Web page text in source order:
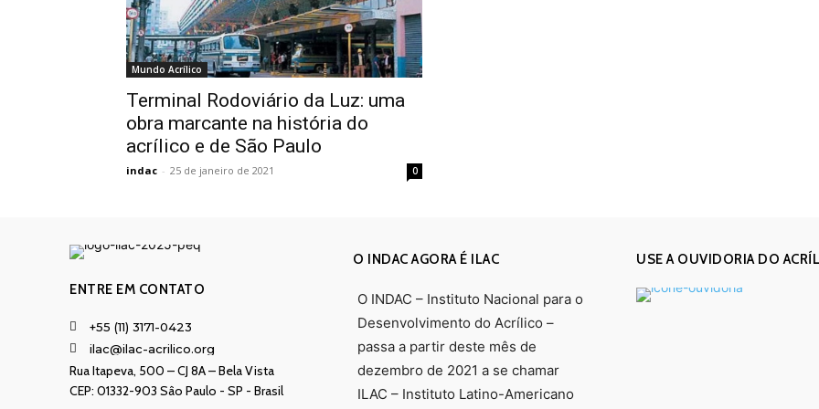
Mundo Acrílico
Terminal Rodoviário da Luz: uma
obra marcante na história do
acrílico e de São Paulo
indac - 25 de janeiro de 2021 0
ENTRE EM CONTATO
+55 (11) 3171-0423
ilac@ilac-acrilico.org
Rua Itapeva, 500 – CJ 8A – Bela Vista
CEP: 01332-903 Sâo Paulo - SP - Brasil
O INDAC AGORA É ILAC
O INDAC – Instituto Nacional para o
Desenvolvimento do Acrílico –
passa a partir deste mês de
dezembro de 2021 a se chamar
ILAC – Instituto Latino-Americano
USE A OUVIDORIA DO